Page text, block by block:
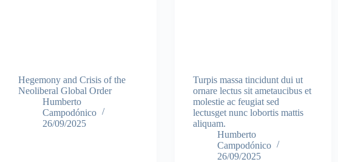
Hegemony and Crisis of the
Neoliberal Global Order
Humberto
Campodónico
26/09/2025
Turpis massa tincidunt dui ut
ornare lectus sit ametaucibus et
molestie ac feugiat sed
lectusget nunc lobortis mattis
aliquam.
Humberto
Campodónico
26/09/2025